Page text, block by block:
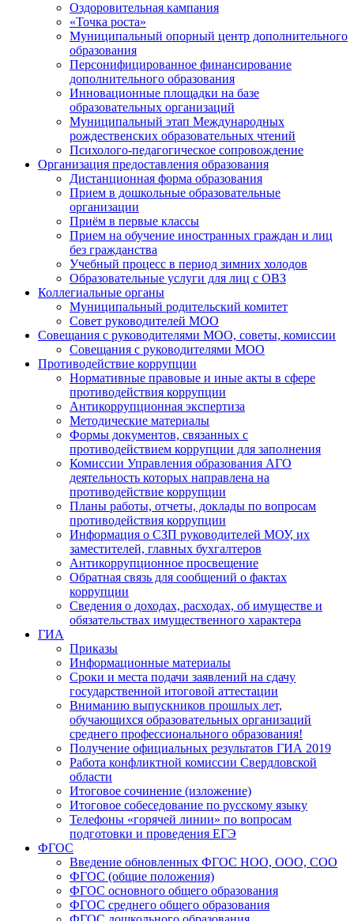
Оздоровительная кампания
«Точка роста»
Муниципальный опорный центр дополнительного
образования
Персонифицированное финансирование
дополнительного образования
Инновационные площадки на базе
образовательных организаций
Муниципальный этап Международных
рождественских образовательных чтений
Психолого-педагогическое сопровождение
Организация предоставления образования
Дистанционная форма образования
Прием в дошкольные образовательные
организации
Приём в первые классы
Прием на обучение иностранных граждан и лиц
без гражданства
Учебный процесс в период зимних холодов
Образовательные услуги для лиц с ОВЗ
Коллегиальные органы
Муниципальный родительский комитет
Совет руководителей МОО
Совещания с руководителями МОО, советы, комиссии
Совещания с руководителями МОО
Противодействие коррупции
Нормативные правовые и иные акты в сфере
противодействия коррупции
Антикоррупционная экспертиза
Методические материалы
Формы документов, связанных с
противодействием коррупции для заполнения
Комиссии Управления образования АГО
деятельность которых направлена на
противодействие коррупции
Планы работы, отчеты, доклады по вопросам
противодействия коррупции
Информация о СЗП руководителей МОУ, их
заместителей, главных бухгалтеров
Антикоррупционное просвещение
Обратная связь для сообщений о фактах
коррупции
Сведения о доходах, расходах, об имуществе и
обязательствах имущественного характера
ГИА
Приказы
Информационные материалы
Сроки и места подачи заявлений на сдачу
государственной итоговой аттестации
Вниманию выпускников прошлых лет,
обучающихся образовательных организаций
среднего профессионального образования!
Получение официальных результатов ГИА 2019
Работа конфликтной комиссии Свердловской
области
Итоговое сочинение (изложение)
Итоговое собеседование по русскому языку
Телефоны «горячей линии» по вопросам
подготовки и проведения ЕГЭ
ФГОС
Введение обновленных ФГОС НОО, ООО, СОО
ФГОС (общие положения)
ФГОС основного общего образования
ФГОС среднего общего образования